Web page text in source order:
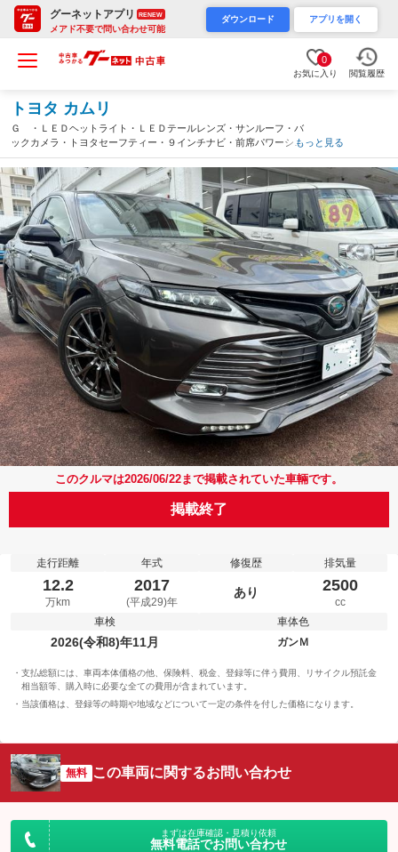
グーネットアプリ RENEW
メアド不要で問い合わせ可能
ダウンロード アプリを開く
0
お気に入り 閲覧履歴
トヨタ カムリ
Ｇ ・ＬＥＤヘットライト・ＬＥＤテールレンズ・サンルーフ・バ
ックカメラ・トヨタセーフティー・９インチナビ・前席パワーシー
ト・１９インチアルミホイール・レザー調シートカバー・字光式ナ
ンバー・ＴＲＤエアロ（沖縄県）
もっと見る
このクルマは2026/06/22まで掲載されていた車輛です。
掲載終了
走行距離
12.2
万km
年式
2017
(平成29)年
修復歴
あり
排気量
2500
cc
車検
2026(令和8)年11月
車体色
ガンＭ
支払総額には、車両本体価格の他、保険料、税金、登録等に伴う費用、リサイクル預託金
相当額等、購入時に必要な全ての費用が含まれています。
当該価格は、登録等の時期や地域などについて一定の条件を付した価格になります。
無料 この車両に関するお問い合わせ
まずは在庫確認・見積り依頼
無料電話でお問い合わせ